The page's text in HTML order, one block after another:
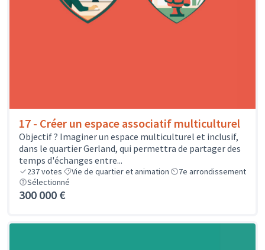
17 - Créer un espace associatif multiculturel
Objectif ? Imaginer un espace multiculturel et inclusif,
dans le quartier Gerland, qui permettra de partager des
temps d'échanges entre...
237votes Vie de quartier et animation
7e arrondissement
Sélectionné
300 000 €